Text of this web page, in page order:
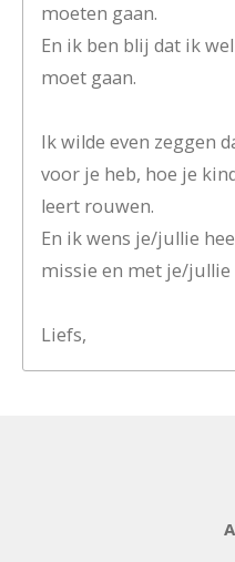
moeten gaan.
En ik ben blij dat ik
moet gaan.
Ik wilde even zeggen
voor je heb, hoe je
leert rouwen.
En ik wens je/jullie
missie en met je/
Liefs,